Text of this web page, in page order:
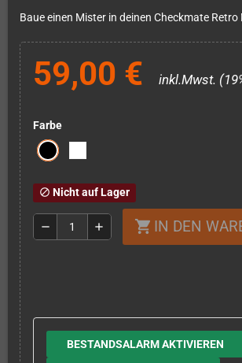
Baue einen Mister in deinen Checkmate
59,00 € inkl.Mwst.
Farbe
block Nicht auf Lager
remove add shopping_cart IN DEN
BESTANDSALARM AKTIVIEREN